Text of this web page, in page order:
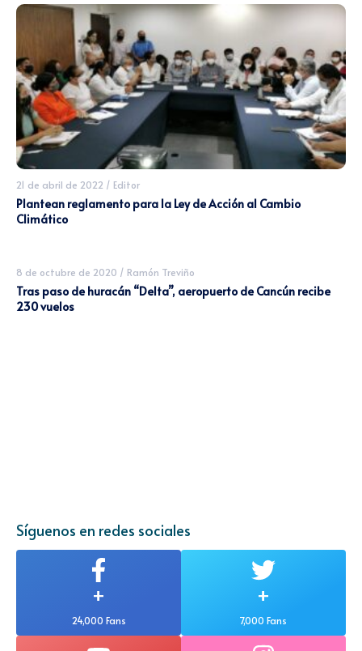
21 de abril de 2022 / Editor
Plantean reglamento para la Ley de Acción al Cambio
Climático
8 de octubre de 2020 / Ramón Treviño
Tras paso de huracán “Delta”, aeropuerto de Cancún recibe
230 vuelos
Síguenos en redes sociales
+
24,000 Fans
+
7,000 Fans